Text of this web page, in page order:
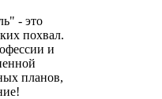
- это
похвал.
и
планов,